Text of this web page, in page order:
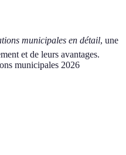
municipales en détail, une
et de leurs avantages.
municipales 2026